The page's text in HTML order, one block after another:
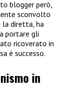
blogger però,
sconvolto
diretta, ha
portare gli
ricoverato in
è successo.
in